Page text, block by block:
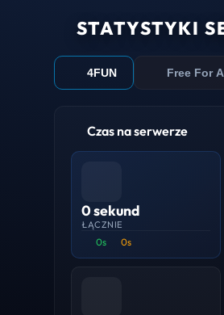
STATYSTYKI
4FUN Free For
Czas na serwerze
0 sekund
ŁĄCZNIE
0s 0s